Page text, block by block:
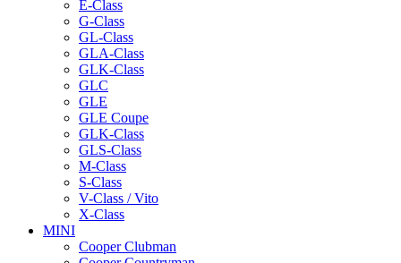
E-Class
G-Class
GL-Class
GLA-Class
GLK-Class
GLC
GLE
GLE Coupe
GLK-Class
GLS-Class
M-Class
S-Class
V-Class / Vito
X-Class
MINI
Cooper Clubman